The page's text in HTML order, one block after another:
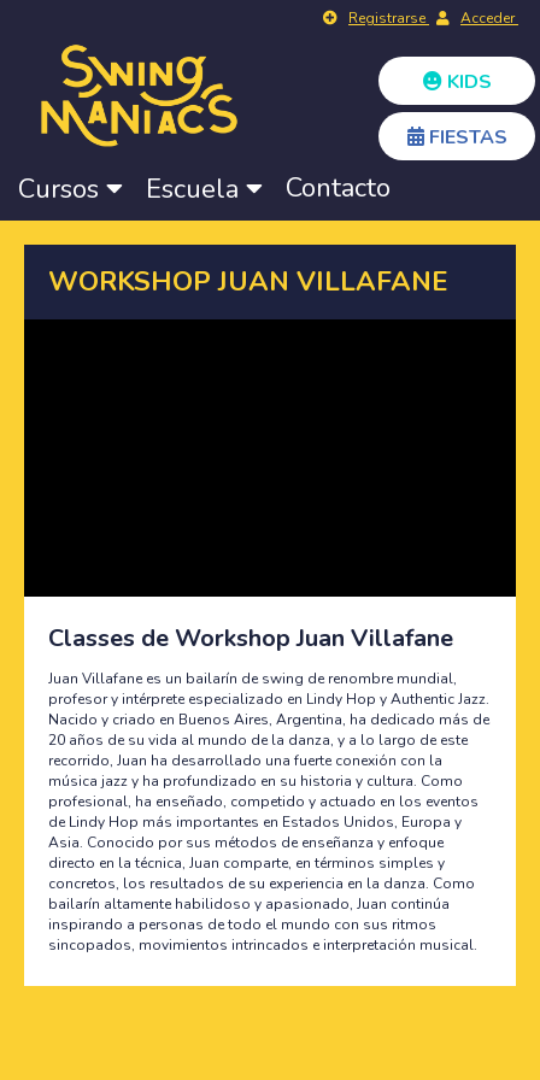
Registrarse Acceder
KIDS
FIESTAS
Cursos Escuela Contacto
WORKSHOP JUAN VILLAFANE
Classes de Workshop Juan Villafane
Juan Villafane es un bailarín de swing de renombre mundial,
profesor y intérprete especializado en Lindy Hop y Authentic Jazz.
Nacido y criado en Buenos Aires, Argentina, ha dedicado más de
20 años de su vida al mundo de la danza, y a lo largo de este
recorrido, Juan ha desarrollado una fuerte conexión con la
música jazz y ha profundizado en su historia y cultura. Como
profesional, ha enseñado, competido y actuado en los eventos
de Lindy Hop más importantes en Estados Unidos, Europa y
Asia. Conocido por sus métodos de enseñanza y enfoque
directo en la técnica, Juan comparte, en términos simples y
concretos, los resultados de su experiencia en la danza. Como
bailarín altamente habilidoso y apasionado, Juan continúa
inspirando a personas de todo el mundo con sus ritmos
sincopados, movimientos intrincados e interpretación musical.